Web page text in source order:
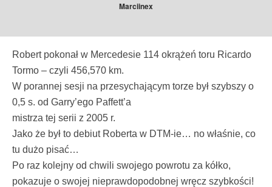
Marciinex
Robert pokonał w Mercedesie 114 okrążeń toru Ricardo
Tormo – czyli 456,570 km.
W porannej sesji na przesychającym torze był szybszy o
0,5 s. od Garry’ego Paffett’a
mistrza tej serii z 2005 r.
Jako że był to debiut Roberta w DTM-ie… no właśnie, co
tu dużo pisać…
Po raz kolejny od chwili swojego powrotu za kółko,
pokazuje o swojej nieprawdopodobnej wręcz szybkości!